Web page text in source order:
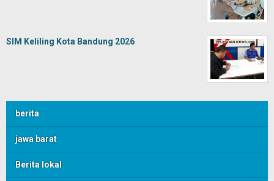
SIM Keliling Kota Bandung 2026
berita
jawa barat
Berita lokal